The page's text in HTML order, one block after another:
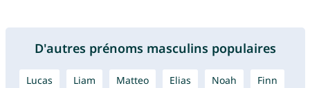
D'autres prénoms masculins populaires
Lucas Liam Matteo Elias Noah Finn